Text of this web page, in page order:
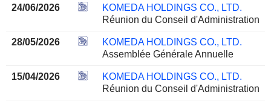
24/06/2026
KOMEDA HOLDINGS CO., LTD.
Réunion du Conseil d'Administration
28/05/2026
KOMEDA HOLDINGS CO., LTD.
Assemblée Générale Annuelle
15/04/2026
KOMEDA HOLDINGS CO., LTD.
Réunion du Conseil d'Administration